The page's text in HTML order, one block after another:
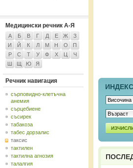
Медицински речник А-Я
А Б В Г Д Е Ж
З
И
Й К Л М Н О
П
Р
С Т У Ф Х Ц
Ч
Ш
Щ Ю Я
Речник навигация
сърповидно-клетъчна
анемия
сърцебиене
съсирек
табакоза
табес дорзалис
таксис
тактилен
тактилна агнозия
талалгия